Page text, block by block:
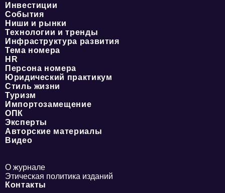
Инвестиции
События
Ниши и рынки
Технологии и тренды
Инфраструктура развития
Тема номера
HR
Персона номера
Юридический практикум
Стиль жизни
Туризм
Импортозамещение
ОПК
Эксперты
Авторские материалы
Видео
О журнале
Этическая политика изданий
Контакты